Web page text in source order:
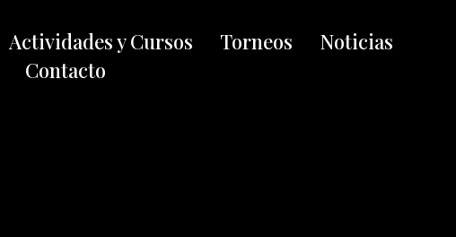
Actividades y Cursos Torneos
Noticias
Contacto